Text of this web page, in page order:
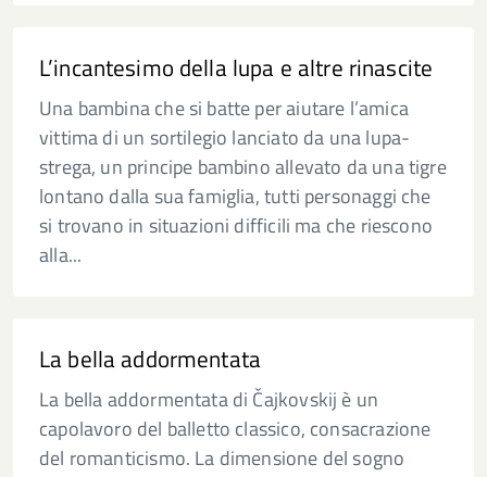
L’incantesimo della lupa e altre rinascite
Una bambina che si batte per aiutare l’amica
vittima di un sortilegio lanciato da una lupa-
strega, un principe bambino allevato da una tigre
lontano dalla sua famiglia, tutti personaggi che
si trovano in situazioni difficili ma che riescono
alla...
La bella addormentata
La bella addormentata di Čajkovskij è un
capolavoro del balletto classico, consacrazione
del romanticismo. La dimensione del sogno